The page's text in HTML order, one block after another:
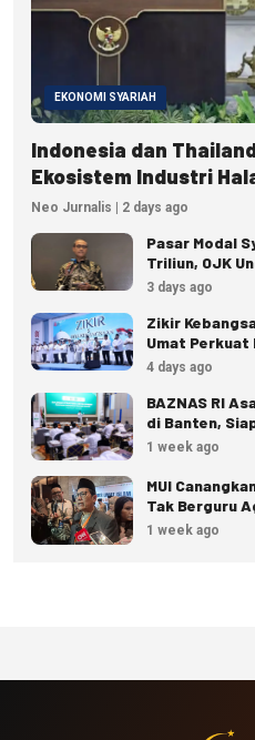
EKONOMI SYARIAH
Indonesia dan
Ekosistem Industri
Neo Jurnalis | 2 days ago
Pasar Modal
Triliun, OJK
3 days ago
Zikir
Umat Perkuat
Zakat
4 days ago
BAZNAS RI
di Banten,
Zakat
1 week ago
MUI
Tak Berguru
1 week ago